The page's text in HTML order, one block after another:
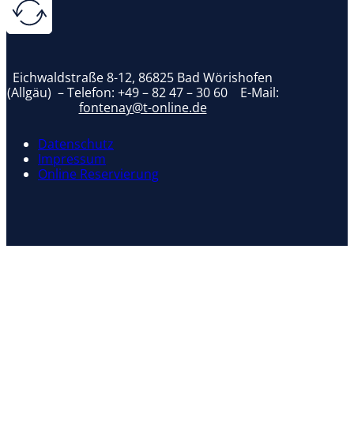
Eichwaldstraße 8-12, 86825 Bad Wörishofen
(Allgäu) – Telefon: +49 – 82 47 – 30 60E-Mail:
fontenay@t-online.de
Datenschutz
Impressum
Online Reservierung